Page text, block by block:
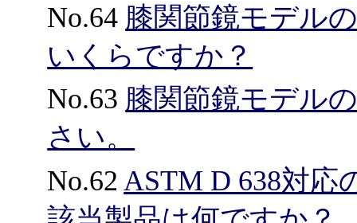
No.64 膝関節鏡モデル
いくらですか？
No.63 膝関節鏡モデル
さい。
No.62 ASTM D 638対応